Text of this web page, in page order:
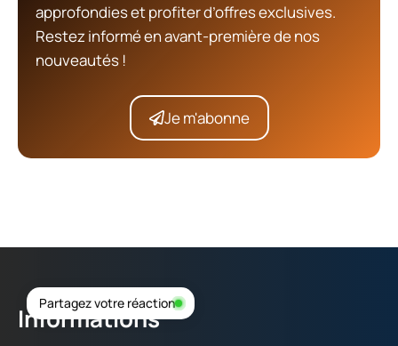
approfondies et profiter d’offres exclusives.
Restez informé en avant-première de nos
nouveautés !
Je m'abonne
Informations
Partagez votre réaction